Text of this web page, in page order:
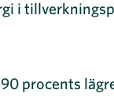
i
procents